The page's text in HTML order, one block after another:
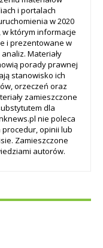
i portalach
w 2020
którym informacje
i prezentowane w
Materiały
porady prawnej
stanowisko ich
orzeczeń oraz
zamieszczone
dla
nie poleca
opinii lub
Zamieszczone
autorów.